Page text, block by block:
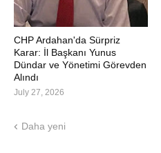
CHP Ardahan'da Sürpriz
Karar: İl Başkanı Yunus
Dündar ve Yönetimi Görevden
Alındı
July 27, 2026
Daha yeni